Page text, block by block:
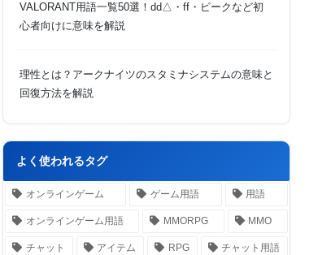
VALORANT用語一覧50選！dd△・ff・ピークなど初
心者向けに意味を解説
理性とは？アークナイツのスタミナシステムの意味と
回復方法を解説
よく使われるタグ
オンラインゲーム ゲーム用語 用語
オンラインゲーム用語 MMORPG MMO
チャット アイテム RPG チャット用語